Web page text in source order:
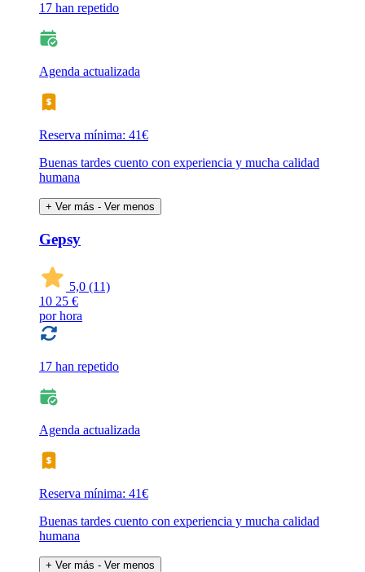
17 han repetido
Agenda actualizada
Reserva mínima: 41€
Buenas tardes cuento con experiencia y mucha calidad
humana
+ Ver más - Ver menos
Gepsy
5,0 (11)
10 25 €
por hora
17 han repetido
Agenda actualizada
Reserva mínima: 41€
Buenas tardes cuento con experiencia y mucha calidad
humana
+ Ver más - Ver menos